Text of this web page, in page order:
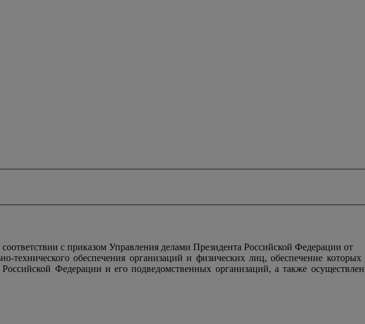
с приказом Управления делами Президента Российской Федерации от
технического обеспечения организаций и физических лиц, обеспечение
Федерации и его подведомственных организаций, а также